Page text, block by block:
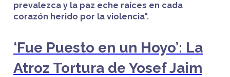
prevalezca y la paz eche raíces en cada
corazón herido por la violencia".
‘Fue Puesto en un Hoyo’: La
Atroz Tortura de Yosef Jaim